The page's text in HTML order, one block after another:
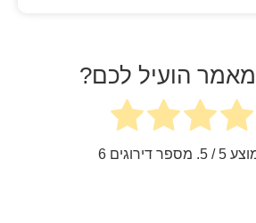
הועיל לכם?
5/ 5. מספר דירוגים 6